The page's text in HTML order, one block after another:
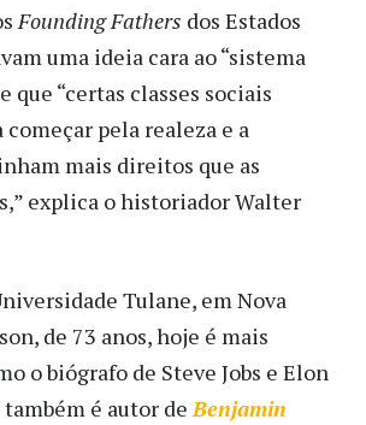
Founding Fathers dos Estados
uma ideia cara ao “sistema
que “certas classes sociais
pela realeza e a
mais direitos que as
explica o historiador Walter
Tulane, em Nova
de 73 anos, hoje é mais
o biógrafo de Steve Jobs e Elon
também é autor deBenjamin